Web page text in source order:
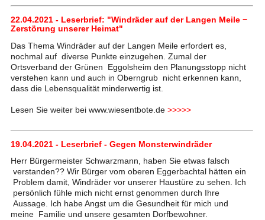
22.04.2021 - Leserbrief: "Windräder auf der Langen Meile −
Zerstörung unserer Heimat"
Das Thema Windräder auf der Langen Meile erfordert es,
nochmal auf diverse Punkte einzugehen. Zumal der
Ortsverband der Grünen Eggolsheim den Planungsstopp nicht
verstehen kann und auch in Oberngrub nicht erkennen kann,
dass die Lebensqualität minderwertig ist.
Lesen Sie weiter bei www.wiesentbote.de >>>>>
19.04.2021 - Leserbrief - Gegen Monsterwindräder
Herr Bürgermeister Schwarzmann, haben Sie etwas falsch
verstanden?? Wir Bürger vom oberen Eggerbachtal hätten ein
Problem damit, Windräder vor unserer Haustüre zu sehen. Ich
persönlich fühle mich nicht ernst genommen durch Ihre
Aussage. Ich habe Angst um die Gesundheit für mich und
meine Familie und unsere gesamten Dorfbewohner.